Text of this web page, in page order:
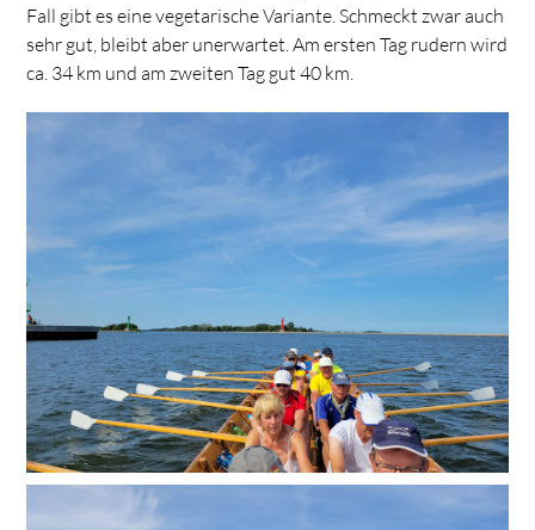
Fall gibt es eine vegetarische Variante. Schmeckt zwar auch
sehr gut, bleibt aber unerwartet. Am ersten Tag rudern wird
ca. 34 km und am zweiten Tag gut 40 km.